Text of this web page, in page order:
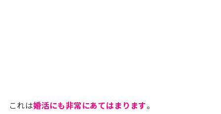
これは婚活にも非常にあてはまります。